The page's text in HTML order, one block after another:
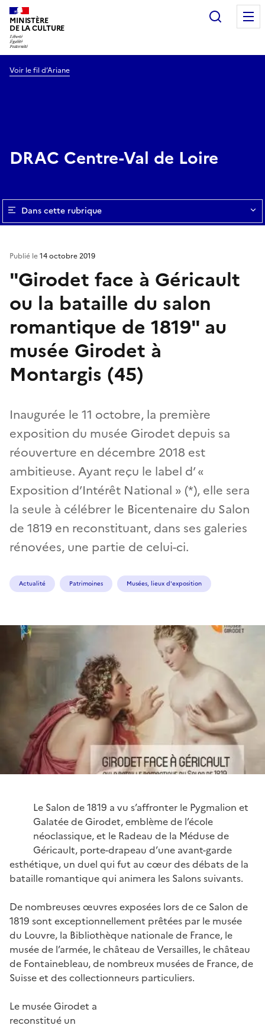
MINISTÈRE
DE LA CULTURE
Voir le fil d’Ariane
DRAC Centre-Val de Loire
Dans cette rubrique
"Girodet face à Géricault
ou la bataille du salon
romantique de 1819" au
musée Girodet à
Montargis (45)
Inaugurée le 11 octobre, la première
exposition du musée Girodet depuis sa
réouverture en décembre 2018 est
ambitieuse. Ayant reçu le label d’ «
Exposition d’Intérêt National » (*), elle sera
la seule à célébrer le Bicentenaire du Salon
de 1819 en reconstituant, dans ses galeries
rénovées, une partie de celui-ci.
Publié le14 octobre 2019
Actualité Patrimoines Musées, lieux d'exposition
Le Salon de 1819 a vu s’affronter le Pygmalion et
Galatée de Girodet, emblème de l’école
néoclassique, et le Radeau de la Méduse de
Géricault, porte-drapeau d’une avant-garde
esthétique, un duel qui fut au cœur des débats de la
bataille romantique qui animera les Salons suivants.
De nombreuses œuvres exposées lors de ce Salon de
1819 sont exceptionnellement prêtées par le musée
du Louvre, la Bibliothèque nationale de France, le
musée de l’armée, le château de Versailles, le château
de Fontainebleau, de nombreux musées de France, de
Suisse et des collectionneurs particuliers.
Le musée Girodet a
reconstitué un